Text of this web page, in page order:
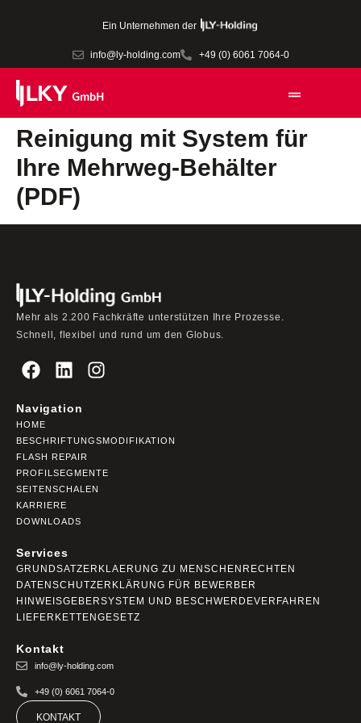
Ein Unternehmen der
info@ly-holding.com +49 (0) 6061 7064-0
Reinigung mit System für
Ihre Mehrweg-Behälter
(PDF)
Mehr als 2.200 Fachkräfte unterstützen Ihre Prozesse.
Schnell, flexibel und rund um den Globus.
Navigation
HOME
BESCHRIFTUNGSMODIFIKATION
FLASH REPAIR
PROFILSEGMENTE
SEITENSCHALEN
KARRIERE
DOWNLOADS
Services
GRUNDSATZERKLAERUNG ZU MENSCHENRECHTEN
DATENSCHUTZERKLÄRUNG FÜR BEWERBER
HINWEISGEBERSYSTEM UND BESCHWERDEVERFAHREN
LIEFERKETTENGESETZ
Kontakt
info@ly-holding.com
+49 (0) 6061 7064-0
KONTAKT